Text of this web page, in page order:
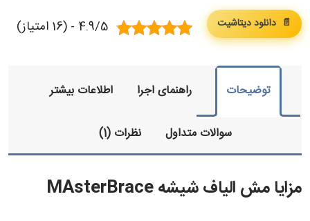
📄 دانلود دیتاشیت
4.9/5 - (16 امتیاز)
توضیحات راهنمای اجرا اطلاعات بیشتر
سوالات متداول نظرات (1)
مزایا مش الیاف شیشه MAsterBrace